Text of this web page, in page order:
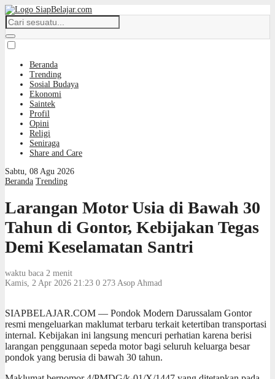
Beranda
Trending
Sosial Budaya
Ekonomi
Saintek
Profil
Opini
Religi
Seniraga
Share and Care
Sabtu, 08 Agu 2026
Beranda Trending
Larangan Motor Usia di Bawah 30
Tahun di Gontor, Kebijakan Tegas
Demi Keselamatan Santri
waktu baca 2 menit
Kamis, 2 Apr 2026 21:23 0 273 Asop Ahmad
SIAPBELAJAR.COM — Pondok Modern Darussalam Gontor
resmi mengeluarkan maklumat terbaru terkait ketertiban transportasi
internal. Kebijakan ini langsung mencuri perhatian karena berisi
larangan penggunaan sepeda motor bagi seluruh keluarga besar
pondok yang berusia di bawah 30 tahun.